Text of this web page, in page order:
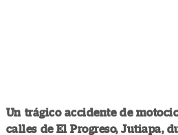
Un trágico accidente de
calles de El Progreso, Jutiapa,